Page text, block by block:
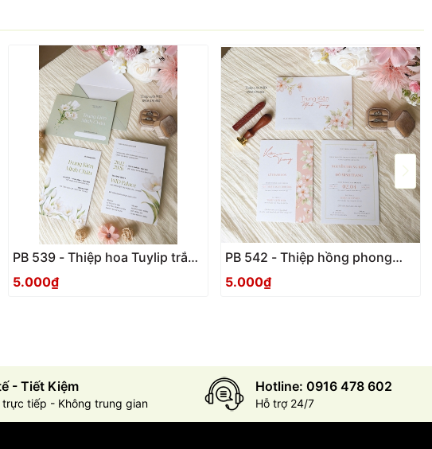
PB 539 - Thiệp hoa Tuylip trắng
xanh
5.000₫
PB 542 - Thiệp hồng phong
cách hiện đại
5.000₫
- Tiết Kiệm
trực tiếp - Không trung gian
Hotline: 0916 478 602
Hỗ trợ 24/7